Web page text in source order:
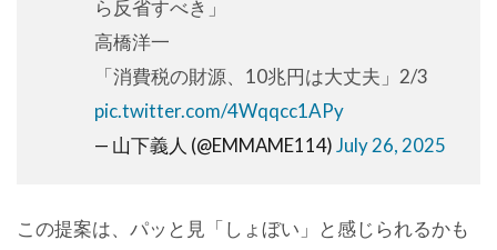
ら反省すべき」
高橋洋一
「消費税の財源、10兆円は大丈夫」2/3
pic.twitter.com/4Wqqcc1APy
— 山下義人 (@EMMAME114)July 26, 2025
この提案は、パッと見「しょぼい」と感じられるかも